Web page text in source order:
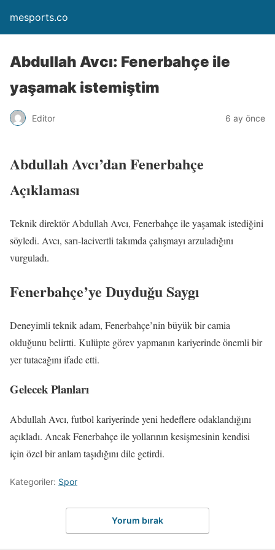
mesports.co
Abdullah Avcı: Fenerbahçe ile
yaşamak istemiştim
Editor 6 ay önce
Abdullah Avcı’dan Fenerbahçe
Açıklaması
Teknik direktör Abdullah Avcı, Fenerbahçe ile yaşamak istediğini
söyledi. Avcı, sarı-lacivertli takımda çalışmayı arzuladığını
vurguladı.
Fenerbahçe’ye Duyduğu Saygı
Deneyimli teknik adam, Fenerbahçe’nin büyük bir camia
olduğunu belirtti. Kulüpte görev yapmanın kariyerinde önemli bir
yer tutacağını ifade etti.
Gelecek Planları
Abdullah Avcı, futbol kariyerinde yeni hedeflere odaklandığını
açıkladı. Ancak Fenerbahçe ile yollarının kesişmesinin kendisi
için özel bir anlam taşıdığını dile getirdi.
Kategoriler: Spor
Yorum bırak